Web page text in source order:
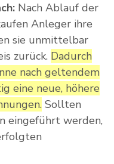
Nach Ablauf der
Anleger ihre
sie unmittelbar
zurück. Dadurch
nach geltendem
eine neue, höhere
Sollten
eingeführt werden,